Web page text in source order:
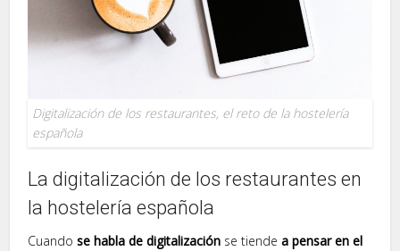
Digitalización de los restaurantes, el reto de la hostelería
española
La digitalización de los restaurantes en
la hostelería española
Cuandose habla de digitalización se tiendea pensar en el